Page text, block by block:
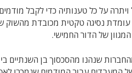
על כל טענותיה כדי לקבל
נסיגה טקטית מכובדת מהשוק
של הדור החמישי.